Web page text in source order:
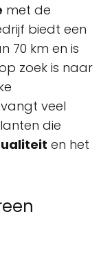
met de
biedt een
70 km en is
zoek is naar
veel
die
en het